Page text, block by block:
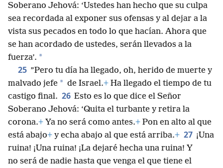
Soberano Jehová: ‘Ustedes han hecho que su culpa
sea recordada al exponer sus ofensas y al dejar a la
vista sus pecados en todo lo que hacían. Ahora que
se han acordado de ustedes, serán llevados a la
fuerza’. *
25 ”Pero tu día ha llegado, oh, herido de muerte y
malvado jefe * de Israel.+ Ha llegado el tiempo de tu
castigo final. 26 Esto es lo que dice el Señor
Soberano Jehová: ‘Quita el turbante y retira la
corona.+ Ya no será como antes.+ Pon en alto al que
está abajo+ y echa abajo al que está arriba.+ 27 ¡Una
ruina! ¡Una ruina! ¡La dejaré hecha una ruina! Y
no será de nadie hasta que venga el que tiene el